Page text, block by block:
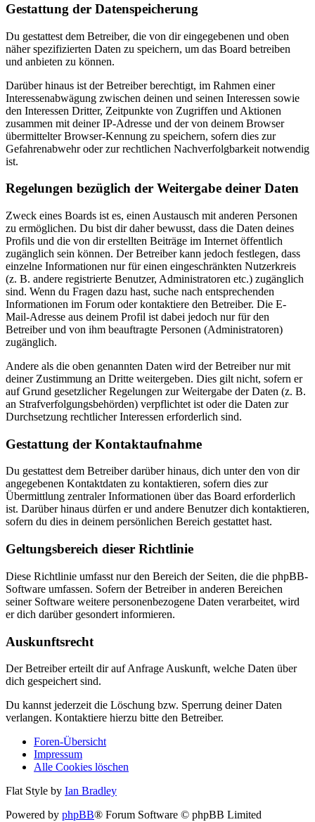
Gestattung der Datenspeicherung
Du gestattest dem Betreiber, die von dir eingegebenen und oben
näher spezifizierten Daten zu speichern, um das Board betreiben
und anbieten zu können.
Darüber hinaus ist der Betreiber berechtigt, im Rahmen einer
Interessenabwägung zwischen deinen und seinen Interessen sowie
den Interessen Dritter, Zeitpunkte von Zugriffen und Aktionen
zusammen mit deiner IP-Adresse und der von deinem Browser
übermittelter Browser-Kennung zu speichern, sofern dies zur
Gefahrenabwehr oder zur rechtlichen Nachverfolgbarkeit notwendig
ist.
Regelungen bezüglich der Weitergabe deiner Daten
Zweck eines Boards ist es, einen Austausch mit anderen Personen
zu ermöglichen. Du bist dir daher bewusst, dass die Daten deines
Profils und die von dir erstellten Beiträge im Internet öffentlich
zugänglich sein können. Der Betreiber kann jedoch festlegen, dass
einzelne Informationen nur für einen eingeschränkten Nutzerkreis
(z. B. andere registrierte Benutzer, Administratoren etc.) zugänglich
sind. Wenn du Fragen dazu hast, suche nach entsprechenden
Informationen im Forum oder kontaktiere den Betreiber. Die E-
Mail-Adresse aus deinem Profil ist dabei jedoch nur für den
Betreiber und von ihm beauftragte Personen (Administratoren)
zugänglich.
Andere als die oben genannten Daten wird der Betreiber nur mit
deiner Zustimmung an Dritte weitergeben. Dies gilt nicht, sofern er
auf Grund gesetzlicher Regelungen zur Weitergabe der Daten (z. B.
an Strafverfolgungsbehörden) verpflichtet ist oder die Daten zur
Durchsetzung rechtlicher Interessen erforderlich sind.
Gestattung der Kontaktaufnahme
Du gestattest dem Betreiber darüber hinaus, dich unter den von dir
angegebenen Kontaktdaten zu kontaktieren, sofern dies zur
Übermittlung zentraler Informationen über das Board erforderlich
ist. Darüber hinaus dürfen er und andere Benutzer dich kontaktieren,
sofern du dies in deinem persönlichen Bereich gestattet hast.
Geltungsbereich dieser Richtlinie
Diese Richtlinie umfasst nur den Bereich der Seiten, die die phpBB-
Software umfassen. Sofern der Betreiber in anderen Bereichen
seiner Software weitere personenbezogene Daten verarbeitet, wird
er dich darüber gesondert informieren.
Auskunftsrecht
Der Betreiber erteilt dir auf Anfrage Auskunft, welche Daten über
dich gespeichert sind.
Du kannst jederzeit die Löschung bzw. Sperrung deiner Daten
verlangen. Kontaktiere hierzu bitte den Betreiber.
Foren-Übersicht
Impressum
Alle Cookies löschen
Flat Style by Ian Bradley
Powered by phpBB® Forum Software © phpBB Limited